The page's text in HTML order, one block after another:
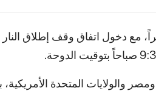
مع دخول اتفاق وقف إطلاق النار